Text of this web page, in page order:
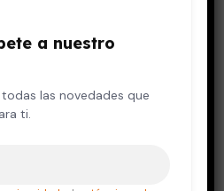
que alivian
a nuestro
las novedades que
ti.